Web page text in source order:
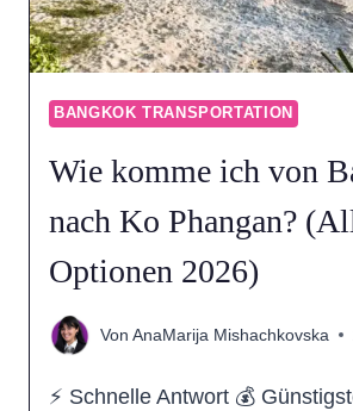
OPTIONEN
2026)
BANGKOK TRANSPORTATION
Wie komme ich von
nach Ko Phangan?
Optionen 2026)
Von AnaMarija Mishachkovska
⚡ Schnelle Antwort 💰